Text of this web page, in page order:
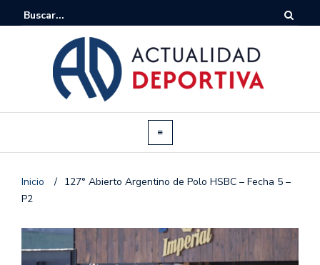
Inicio / 127° Abierto Argentino de Polo HSBC – Fecha 5 –
P2